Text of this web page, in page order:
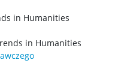
in Humanities
in Humanities